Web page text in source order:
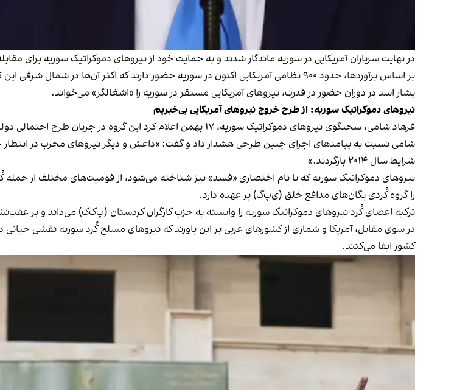
در نهایت سربازان آمریکایی در سوریه ماندگار شدند و به حمایت خود از نیروهای دموکراتیک سوریه برای
بر اساس برآوردها، حدود ۹۰۰ نظامی آمریکایی اکنون در سوریه حضور دارند که اکثر آن‌ها در شمال شرقی این کشور مستقر هستند.
بشار اسد در دوران حضور در قدرت، نیروهای آمریکایی مستقر در سوریه را «اشغالگر» می‌خواند.
نیروهای دموکراتیک سوریه: از طرح خروج نیروهای آمریکایی بی‌خبریم
فرهاد شامی، سخنگوی نیروهای دموکراتیک سوریه، ۱۷ بهمن اعلام کرد این گروه در جریان طرح احتمالی دولت ترامپ برای خروج نظامیان آمریکایی از سوریه قرار ندارد.
شامی نسبت به پیامد‌های اجرای چنین طرحی هشدار داد و گفت: «داعش و دیگر نیروهای مخرب در انتظار
شرایط سال ۲۰۱۴ بازگردند.»
نیروهای دموکراتیک سوریه که با نام اختصاری «قسد» نیز شناخته می‌شود، از قومیت‌های مختلف از
را گروه کُردی یگان‌های مدافع خلق (ی‌پ‌گ) بر عهده دارد.
ترکیه اعضای کُرد نیروهای دموکراتیک سوریه را وابسته به حزب کارگران کردستان (پ‌ک‌ک) می‌داند و بر
در سوی مقابل، آمریکا و شماری از کشورهای غربی بر این باورند که نیروهای مسلح کُرد سوریه نقشی حیاتی
کشور ایفا می‌کنند.